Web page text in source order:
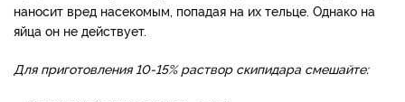
наносит вред насекомым, попадая на их тельце. Однако на
яйца он не действует.
Для приготовления 10-15% раствор скипидара смешайте: